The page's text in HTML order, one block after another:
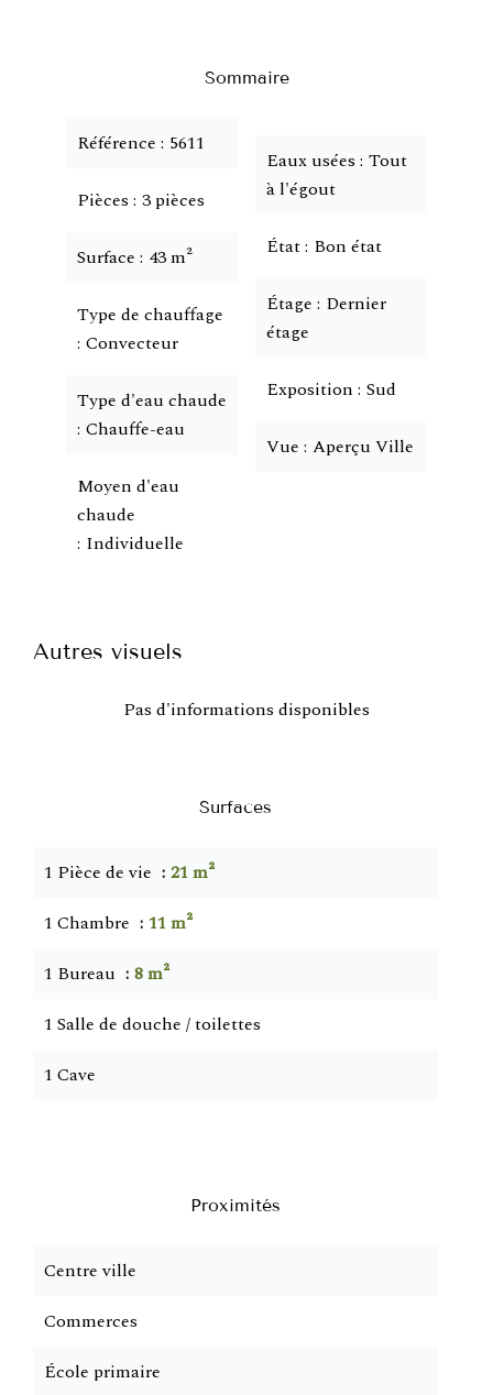
Sommaire
Référence 5611
Pièces 3 pièces
Surface 43 m²
Type de chauffage
Convecteur
Type d'eau chaude
Chauffe-eau
Moyen d'eau
chaude
Individuelle
Eaux usées Tout
à l'égout
État Bon état
Étage Dernier
étage
Exposition Sud
Vue Aperçu Ville
Autres visuels
Pas d'informations disponibles
Surfaces
1 Pièce de vie
21 m²
1 Chambre
11 m²
1 Bureau
8 m²
1 Salle de douche / toilettes
1 Cave
Proximités
Centre ville
Commerces
École primaire